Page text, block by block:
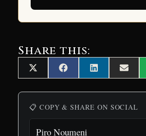
Share this:
Share
on
X
(Twitter)
Share
on
FacebookShare
on
LinkedInShare
on
Email
📋 COPY & SHARE ON SOCIAL